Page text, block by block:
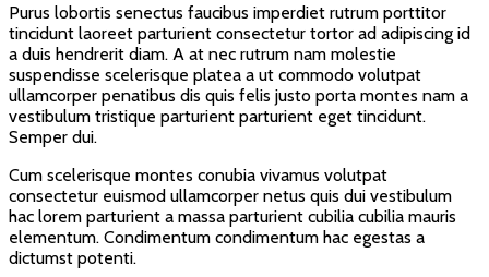
Purus lobortis senectus faucibus imperdiet rutrum porttitor
tincidunt laoreet parturient consectetur tortor ad adipiscing id
a duis hendrerit diam. A at nec rutrum nam molestie
suspendisse scelerisque platea a ut commodo volutpat
ullamcorper penatibus dis quis felis justo porta montes nam a
vestibulum tristique parturient parturient eget tincidunt.
Semper dui.
Cum scelerisque montes conubia vivamus volutpat
consectetur euismod ullamcorper netus quis dui vestibulum
hac lorem parturient a massa parturient cubilia cubilia mauris
elementum. Condimentum condimentum hac egestas a
dictumst potenti.